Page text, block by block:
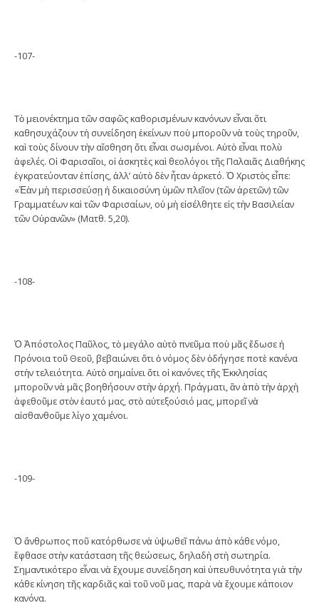
-107-
Τὸ μειονέκτημα τῶν σαφῶς καθορισμένων κανόνων εἶναι ὅτι
καθησυχάζουν τὴ συνείδηση ἐκείνων ποὺ μποροῦν νὰ τοὺς τηροῦν,
καὶ τοὺς δίνουν τὴν αἴσθηση ὅτι εἶναι σωσμένοι. Αὐτὸ εἶναι πολὺ
ἀφελές. Οἰ Φαρισαῖοι, οἱ ἀσκητὲς καὶ θεολόγοι τῆς Παλαιᾶς Διαθήκης
ἐγκρατεύονταν ἐπίσης, ἀλλ’ αὐτὸ δὲν ἦταν ἀρκετό. Ὁ Χριστὸς εἶπε:
«Ἐὰν μὴ περισσεύσῃ ἡ δικαιοσύνη ὑμῶν πλεῖον (τῶν ἀρετῶν) τῶν
Γραμματέων καὶ τῶν Φαρισαίων, οὐ μὴ εἰσέλθητε εἰς τὴν Βασιλείαν
τῶν Οὐρανῶν» (Ματθ. 5,20).
-108-
Ὁ Ἀπόστολος Παῦλος, τὸ μεγάλο αὐτὸ πνεῦμα ποὺ μᾶς ἔδωσε ἡ
Πρόνοια τοῦ Θεοῦ, βεβαιώνει ὅτι ὁ νόμος δὲν ὁδήγησε ποτὲ κανένα
στὴν τελειότητα. Αὐτὸ σημαίνει ὅτι οἱ κανόνες τῆς Ἐκκλησίας
μποροῦν νὰ μᾶς βοηθήσουν στὴν ἀρχή. Πράγματι, ἂν ἀπὸ τὴν ἀρχὴ
ἀφεθοῦμε στὸν ἑαυτό μας, στὸ αὐτεξούσιό μας, μπορεῖ νὰ
αἰσθανθοῦμε λίγο χαμένοι.
-109-
Ὁ ἄνθρωπος ποῦ κατόρθωσε νὰ ὑψωθεῖ πάνω ἀπὸ κάθε νόμο,
ἔφθασε στὴν κατάσταση τῆς θεώσεως, δηλαδὴ στὴ σωτηρία.
Σημαντικότερο εἶναι νὰ ἔχουμε συνείδηση καὶ ὑπευθυνότητα γιὰ τὴν
κάθε κίνηση τῆς καρδιᾶς καὶ τοῦ νοῦ μας, παρὰ νὰ ἔχουμε κάποιον
κανόνα.